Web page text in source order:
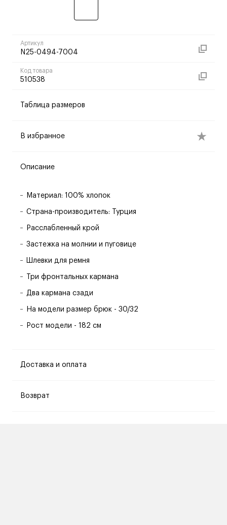
Артикул
N25-0494-7004
Код товара
510538
Таблица размеров
В избранное
Описание
Материал: 100% хлопок
Страна-производитель: Турция
Расслабленный крой
Застежка на молнии и пуговице
Шлевки для ремня
Три фронтальных кармана
Два кармана сзади
На модели размер брюк - 30/32
Рост модели - 182 см
Доставка и оплата
Возврат